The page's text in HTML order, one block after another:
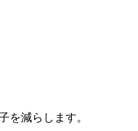
を減らします。